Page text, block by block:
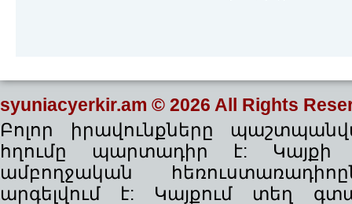
syuniacyerkir.am © 2026 All Rights
Բոլոր իրավունքները
հղումը պարտադիր է: Կայքի
ամբողջական
արգելվում է: Կայքում տեղ